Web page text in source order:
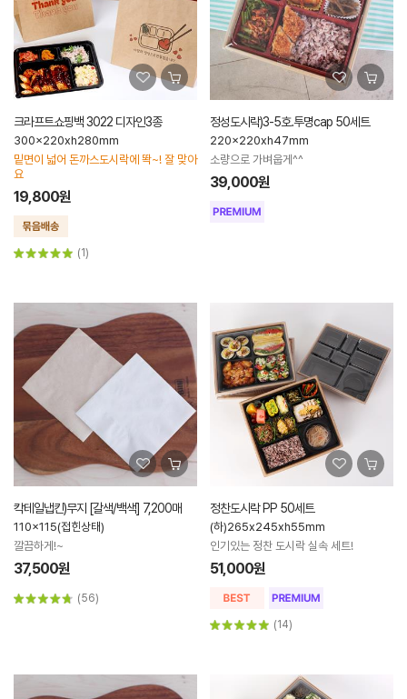
크라프트쇼핑백 3022 디자인3종
300x220xh280mm
밑면이 넓어 돈까스도시락에 똭~! 잘 맞아
요
19,800원
(1)
정성도시락)3-5호.투명cap 50세트
220x220xh47mm
소량으로 가벼웁게^^
39,000원
칵테일냅킨)무지 [갈색/백색] 7,200매
110x115(접힌상태)
깔끔하게!~
37,500원
(56)
정찬도시락 PP 50세트
(하)265x245xh55mm
인기있는 정찬 도시락 실속 세트!
51,000원
(14)